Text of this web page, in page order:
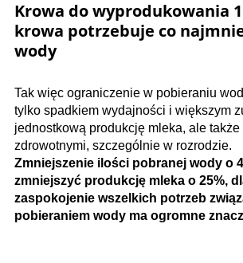
Krowa do wyprodukowania
krowa potrzebuje co
wody
Tak więc ograniczenie w pobieraniu
tylko spadkiem wydajności i większym
jednostkową produkcję mleka, ale
zdrowotnymi, szczególnie w rozrodzie.
Zmniejszenie ilości pobranej wody o
zmniejszyć produkcję mleka o 25%,
zaspokojenie wszelkich potrzeb
pobieraniem wody ma ogromne